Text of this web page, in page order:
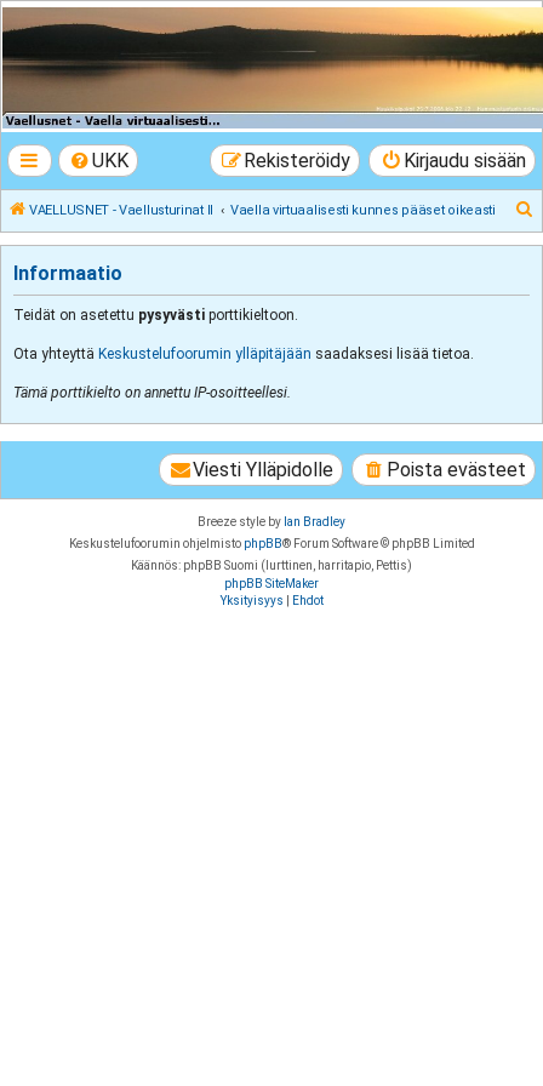
VAELLUSNET -
Vaellusturinat II
UKK Kirjaudu sisään
Rekisteröidy
VAELLUSNET - Vaellusturinat II Vaella virtuaalisesti kunnes pääset oikeasti
Informaatio
Teidät on asetettu pysyvästi porttikieltoon.
Ota yhteyttä Keskustelufoorumin ylläpitäjään saadaksesi lisää tietoa.
Tämä porttikielto on annettu IP-osoitteellesi.
Poista evästeet
Viesti Ylläpidolle
Breeze style by Ian Bradley
Keskustelufoorumin ohjelmisto phpBB® Forum Software © phpBB Limited
Käännös: phpBB Suomi (lurttinen, harritapio, Pettis)
phpBB SiteMaker
Yksityisyys
Ehdot